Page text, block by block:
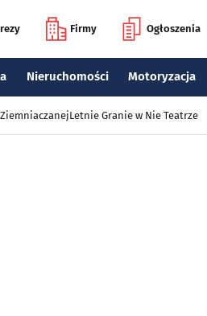
Firmy Ogłoszenia
Nieruchomości Motoryzacja
Letnie Granie w Nie Teatrze